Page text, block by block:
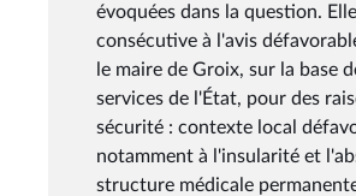
évoquées dans la question.
consécutive à l'avis
le maire de Groix, sur la base
services de l'État, pour des
sécurité : contexte local
notamment à l'insularité et
structure médicale